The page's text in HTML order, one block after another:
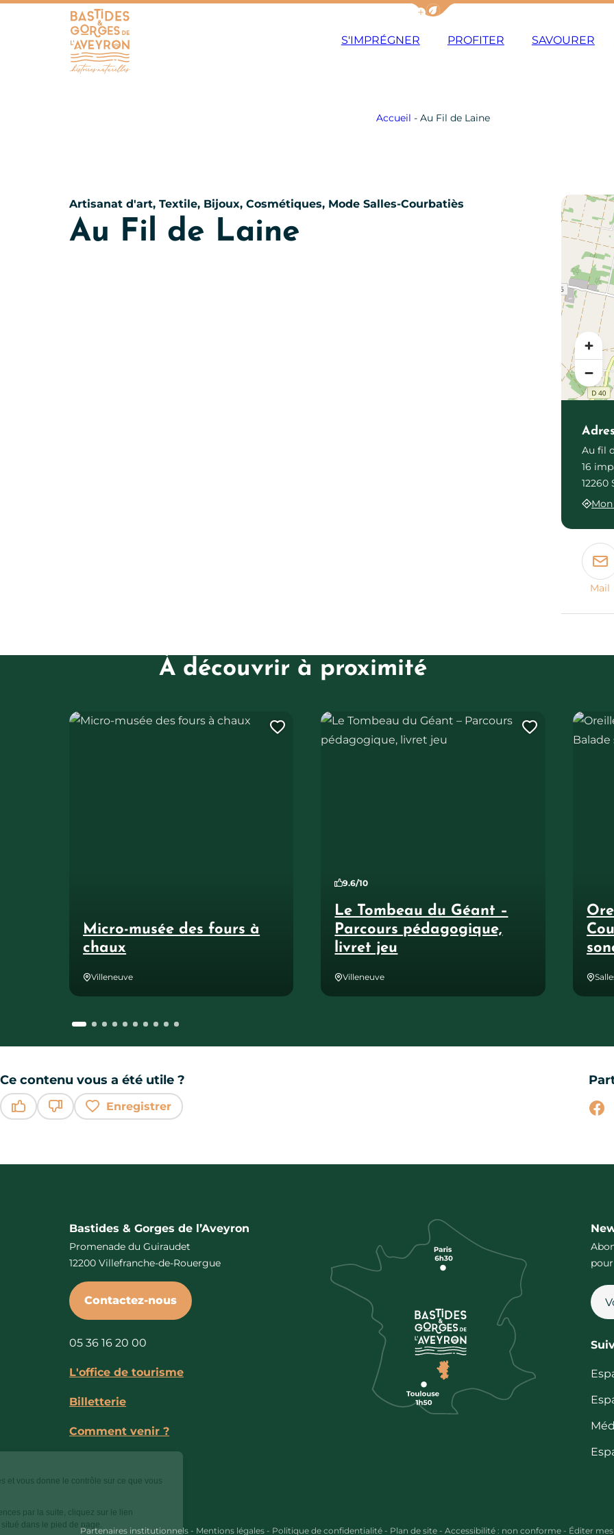
Afficher la barre de navigation du
S'IMPRÉGNER PROFITER SAVOURER
Accueil - Au Fil de Laine
Artisanat d'art, Textile, Bijoux, Cosmétiques, Mode Salles-Courbatiès
Au Fil de Laine
Au fil
16
12260
Mail
À découvrir à proximité
Micro-musée des fours à
chaux
Villeneuve
Micro-musée des fours à chaux
Ajouter cette page au carnet de voyage ?
Le Tombeau du Géant –
Parcours pédagogique,
livret jeu
9.6/10
Villeneuve
Le Tombeau du Géant – Parcours pédagogique, livret jeu
Ajouter
Oreilles
Ce contenu vous a été utile ?
Enregistrer
Bastides & Gorges de l’Aveyron
Promenade du Guiraudet
12200 Villefranche-de-Rouergue
Contactez-nous
05 36 16 20 00
L'office de tourisme
Billetterie
Comment venir ?
Partenaires institutionnels - Mentions légales - Politique de confidentialité - Plan de site - Accessibilité : non conforme - Éditer
Ce site utilise des cookies et vous donne le contrôle sur ce que vous
Pour modifier vos préférences par la suite, cliquez sur le lien
'Préférences de cookies' situé dans le pied de page.